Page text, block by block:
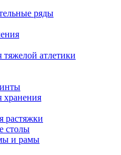
ряды
тяжелой атлетики
хранения
растяжки
столы
и рамы